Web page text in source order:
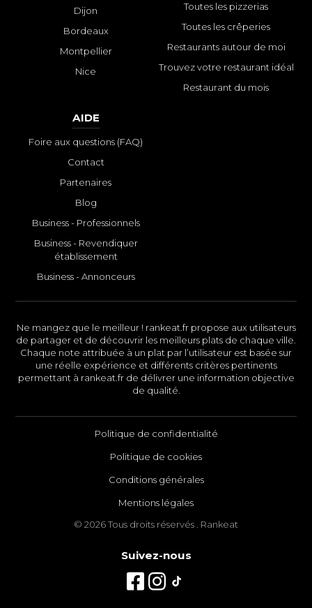
Dijon
Bordeaux
Montpellier
Nice
Toutes les pizzerias
Toutes les crêperies
Restaurants autour de moi
Trouvez votre restaurant idéal
Restaurant du mois
AIDE
Foire aux questions (FAQ)
Contact
Partenaires
Blog
Business - Professionnels
Business - Revendiquer
établissement
Business - Annonceurs
Ne mangez que le meilleur ! rankeat.fr propose aux utilisateurs
de partager et de découvrir les meilleurs plats de chaque ville.
Chaque note attribuée à un plat par l’utilisateur est basée sur
une réelle expérience et différents critères pertinents
permettant à rankeat.fr de délivrer une information objective
de qualité.
Politique de confidentialité
Politique de cookies
Conditions générales
Mentions légales
© 2026 Tous droits réservés . Rankeat
Suivez-nous